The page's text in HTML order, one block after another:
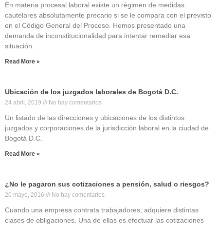
En materia procesal laboral existe un régimen de medidas
cautelares absolutamente precario si se le compara con el previsto
en el Código General del Proceso. Hemos presentado una
demanda de inconstitucionalidad para intentar remediar esa
situación.
Read More »
Ubicación de los juzgados laborales de Bogotá D.C.
24 abril, 2019 No hay comentarios
Un listado de las direcciones y ubicaciones de los distintos
juzgados y corporaciones de la jurisdicción laboral en la ciudad de
Bogotá D.C.
Read More »
¿No le pagaron sus cotizaciones a pensión, salud o riesgos?
20 mayo, 2016 No hay comentarios
Cuando una empresa contrata trabajadores, adquiere distintas
clases de obligaciones. Una de ellas es efectuar las cotizaciones